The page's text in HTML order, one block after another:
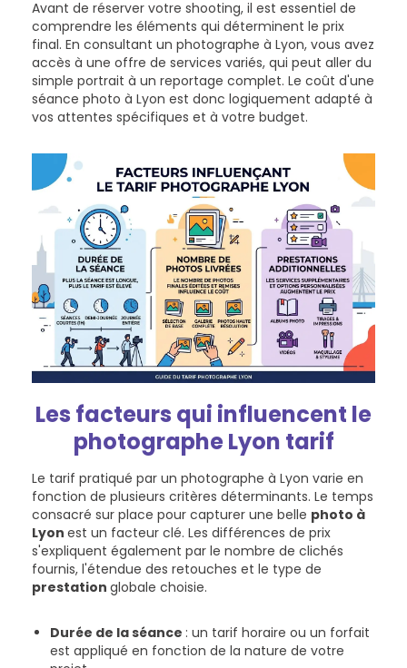
Avant de réserver votre shooting, il est essentiel de
comprendre les éléments qui déterminent le prix
final. En consultant un photographe à Lyon, vous avez
accès à une offre de services variés, qui peut aller du
simple portrait à un reportage complet. Le coût d'une
séance photo à Lyon est donc logiquement adapté à
vos attentes spécifiques et à votre budget.
Les facteurs qui influencent le
photographe Lyon tarif
Le tarif pratiqué par un photographe à Lyon varie en
fonction de plusieurs critères déterminants. Le temps
consacré sur place pour capturer une belle photo à
Lyon est un facteur clé. Les différences de prix
s'expliquent également par le nombre de clichés
fournis, l'étendue des retouches et le type de
prestation globale choisie.
Durée de la séance : un tarif horaire ou un forfait
est appliqué en fonction de la nature de votre